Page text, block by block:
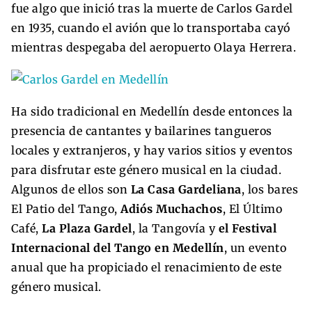
fue algo que inició tras la muerte de Carlos Gardel
en 1935, cuando el avión que lo transportaba cayó
mientras despegaba del aeropuerto Olaya Herrera.
Ha sido tradicional en Medellín desde entonces la
presencia de cantantes y bailarines tangueros
locales y extranjeros, y hay varios sitios y eventos
para disfrutar este género musical en la ciudad.
Algunos de ellos son La Casa Gardeliana, los bares
El Patio del Tango, Adiós Muchachos, El Último
Café, La Plaza Gardel, la Tangovía y el Festival
Internacional del Tango en Medellín, un evento
anual que ha propiciado el renacimiento de este
género musical.